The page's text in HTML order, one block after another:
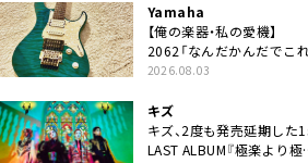
Yamaha
【俺の楽器・私の愛機】
2062「なんだかんだでこ
1番」
2026.08.03
キズ
キズ、2度も発売延期した
LAST ALBUM『極楽より極